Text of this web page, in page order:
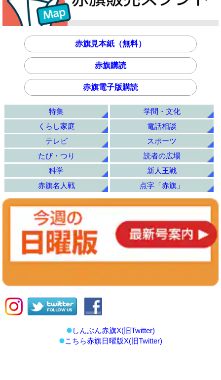
赤旗見本紙（無料）
赤旗購読
赤旗電子版購読
特集
学問・文化
くらし家庭
電話相談
テレビ
スポーツ
たび・つり
読者の広場
科学
新人王戦
赤旗名人戦
点字「赤旗」
しんぶん赤旗X(旧Twitter)
こちら赤旗日曜版X(旧Twitter)